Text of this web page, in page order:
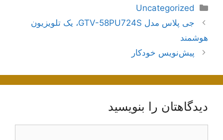
دسته‌ها
Uncategorized
ناوبری
نوشته‌ها
جی پلاس مدل GTV-58PU724S، یک تلویزیون
هوشمند
پیش‌نویس خودکار
دیدگاهتان را بنویسید